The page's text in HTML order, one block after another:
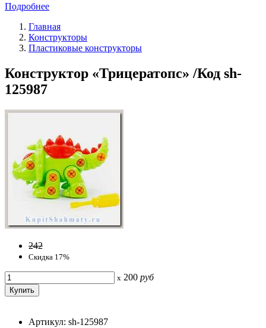
Подробнее
Главная
Конструкторы
Пластиковые конструкторы
Конструктор «Трицератопс» /Код sh-
125987
242
Скидка 17%
x 200 руб
Артикул: sh-125987